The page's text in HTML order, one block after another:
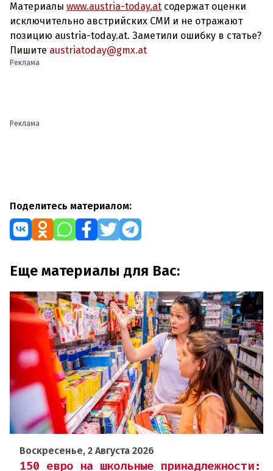
Материалы www.austria-today.at содержат оценки
исключительно австрийских СМИ и не отражают
позицию austria-today.at. Заметили ошибку в статье?
Пишите austriatoday@gmx.at
Реклама
Реклама
Поделитесь материалом:
Еще материалы для Вас:
Воскресенье, 2 Августа 2026
150 евро на школьные принадлежности: